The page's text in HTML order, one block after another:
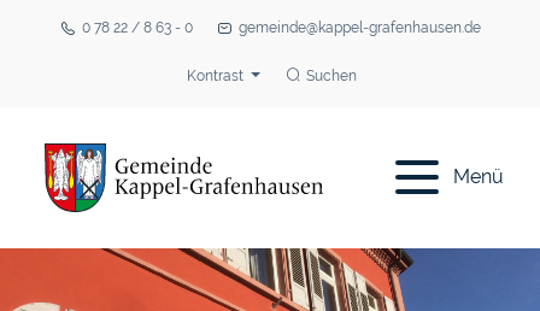
0 78 22 / 8 63 - 0 gemeinde@kappel-grafenhausen.de
Kontrast Suchen
Menü